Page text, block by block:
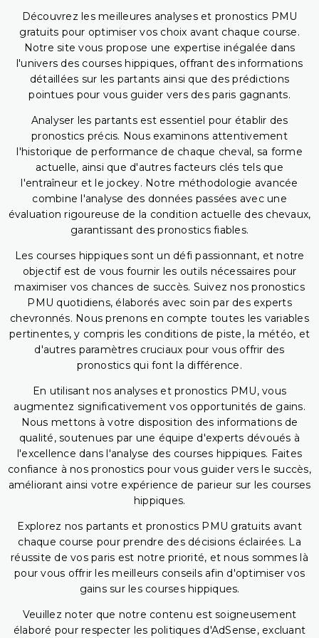
Découvrez les meilleures analyses et pronostics PMU
gratuits pour optimiser vos choix avant chaque course.
Notre site vous propose une expertise inégalée dans
l'univers des courses hippiques, offrant des informations
détaillées sur les partants ainsi que des prédictions
pointues pour vous guider vers des paris gagnants.
Analyser les partants est essentiel pour établir des
pronostics précis. Nous examinons attentivement
l'historique de performance de chaque cheval, sa forme
actuelle, ainsi que d'autres facteurs clés tels que
l'entraîneur et le jockey. Notre méthodologie avancée
combine l'analyse des données passées avec une
évaluation rigoureuse de la condition actuelle des chevaux,
garantissant des pronostics fiables.
Les courses hippiques sont un défi passionnant, et notre
objectif est de vous fournir les outils nécessaires pour
maximiser vos chances de succès. Suivez nos pronostics
PMU quotidiens, élaborés avec soin par des experts
chevronnés. Nous prenons en compte toutes les variables
pertinentes, y compris les conditions de piste, la météo, et
d'autres paramètres cruciaux pour vous offrir des
pronostics qui font la différence.
En utilisant nos analyses et pronostics PMU, vous
augmentez significativement vos opportunités de gains.
Nous mettons à votre disposition des informations de
qualité, soutenues par une équipe d'experts dévoués à
l'excellence dans l'analyse des courses hippiques. Faites
confiance à nos pronostics pour vous guider vers le succès,
améliorant ainsi votre expérience de parieur sur les courses
hippiques.
Explorez nos partants et pronostics PMU gratuits avant
chaque course pour prendre des décisions éclairées. La
réussite de vos paris est notre priorité, et nous sommes là
pour vous offrir les meilleurs conseils afin d'optimiser vos
gains sur les courses hippiques.
Veuillez noter que notre contenu est soigneusement
élaboré pour respecter les politiques d'AdSense, excluant